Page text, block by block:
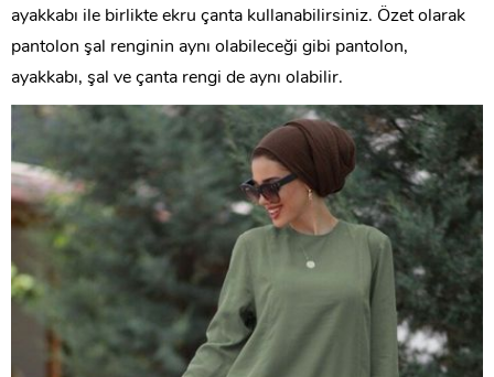
ayakkabı ile birlikte ekru çanta kullanabilirsiniz. Özet olarak
pantolon şal renginin aynı olabileceği gibi pantolon,
ayakkabı, şal ve çanta rengi de aynı olabilir.